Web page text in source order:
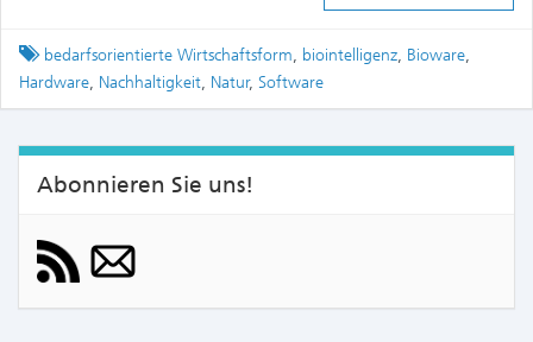
Tagged
bedarfsorientierte Wirtschaftsform, biointelligenz, Bioware,
Hardware, Nachhaltigkeit, Natur, Software
Abonnieren Sie uns!